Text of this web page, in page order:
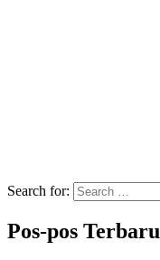
Search for:
Pos-pos Terbaru